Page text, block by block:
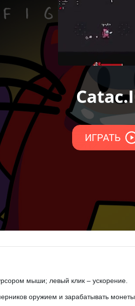
мыши; левый клик – ускорение.
оружием и зарабатывать монеты.